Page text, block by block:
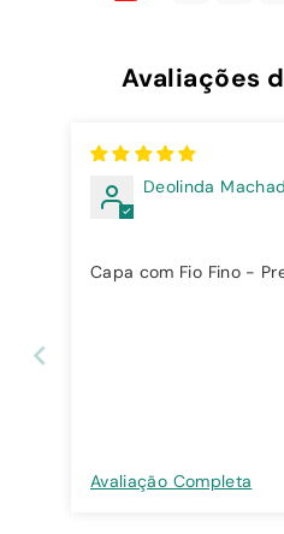
Avaliações
Deolinda
Capa com Fio Fino -
Avaliação Completa